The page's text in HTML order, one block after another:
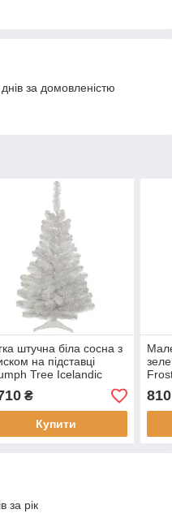
за домовленістю
штучна біла сосна з
на підставці
Tree Icelandic
для свят 0.60-
₴
Купити
810
за рік